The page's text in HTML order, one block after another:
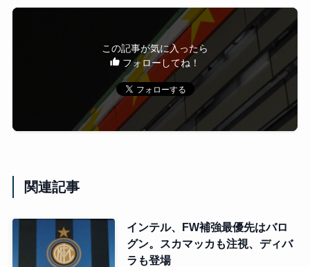
この記事が気に入ったら
フォローしてね！
関連記事
インテル、FW補強最優先はバロ
グン。スカマッカも注視、ディバ
ラも登場